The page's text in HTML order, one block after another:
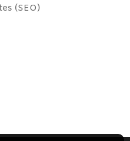
(SEO)